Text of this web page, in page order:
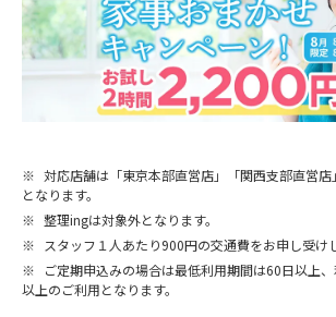
※ 対応店舗は「東京本部直営店」「関西支部直営店
となります。
※ 整理ingは対象外となります。
※
スタッフ１人あたり900円の交通費をお申し受け
※
ご定期申込みの場合は最低利用期間は60日以上
以上のご利用となります。